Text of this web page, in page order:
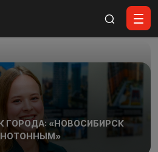
ГОРОДА: «НОВОСИБИРСК